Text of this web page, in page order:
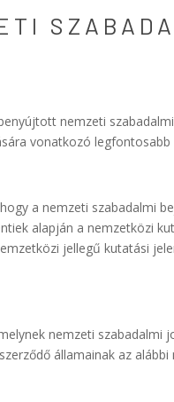
nemzeti
vonatkozó
a nemzeti szabadalmi
alapján a nemzetközi
jellegű kutatási
nemzeti szabadalmi
államainak az alábbi